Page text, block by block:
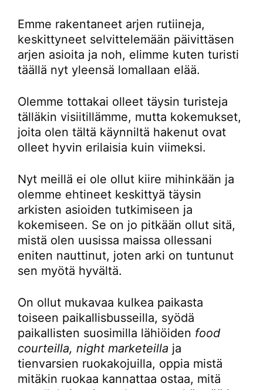
Emme rakentaneet arjen rutiineja,
keskittyneet selvittelemään päivittäsen
arjen asioita ja noh, elimme kuten turisti
täällä nyt yleensä lomallaan elää.
Olemme tottakai olleet täysin turisteja
tälläkin visiitillämme, mutta kokemukset,
joita olen tältä käynniltä hakenut ovat
olleet hyvin erilaisia kuin viimeksi.
Nyt meillä ei ole ollut kiire mihinkään ja
olemme ehtineet keskittyä täysin
arkisten asioiden tutkimiseen ja
kokemiseen. Se on jo pitkään ollut sitä,
mistä olen uusissa maissa ollessani
eniten nauttinut, joten arki on tuntunut
sen myötä hyvältä.
On ollut mukavaa kulkea paikasta
toiseen paikallisbusseilla, syödä
paikallisten suosimilla lähiöiden food
courteilla, night marketeilla ja
tienvarsien ruokakojuilla, oppia mistä
mitäkin ruokaa kannattaa ostaa, mitä